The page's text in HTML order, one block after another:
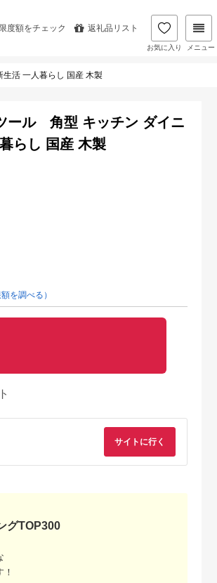
限度額をチェック 返礼品リスト
お気に入り メニュー
活 一人暮らし 国産 木製
ール 角型 キッチン ダイニ
らし 国産 木製
を調べる）
サイトに行く
グTOP300